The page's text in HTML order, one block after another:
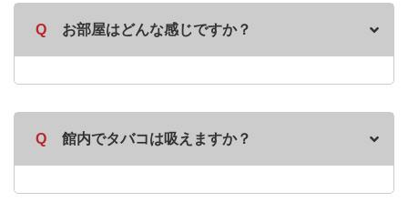
Q お部屋はどんな感じですか？
Q 館内でタバコは吸えますか？